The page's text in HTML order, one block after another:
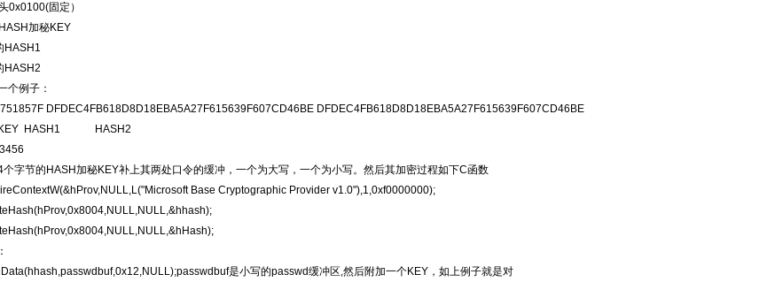
0x0100(固定）
加秘KEY
HASH1
HASH2
个例子：
DFDEC4FB618D8D18EBA5A27F615639F607CD46BE DFDEC4FB618D8D18EBA5A27F615639F607CD46BE
KEY HASH1 HASH2
个字节的HASH加秘KEY补上其两处口令的缓冲，一个为大写，一个为小写。然后其加密过程如下C函数
Base Cryptographic Provider v1.0"),1,0xf0000000);
是小写的passwd缓冲区,然后附加一个KEY，如上例子就是对